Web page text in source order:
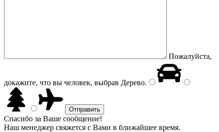
Пожалуйста,
докажите, что вы человек, выбрав Дерево.
Спасибо за Ваше сообщение!
Наш менеджер свяжется с Вами в ближайшее время.